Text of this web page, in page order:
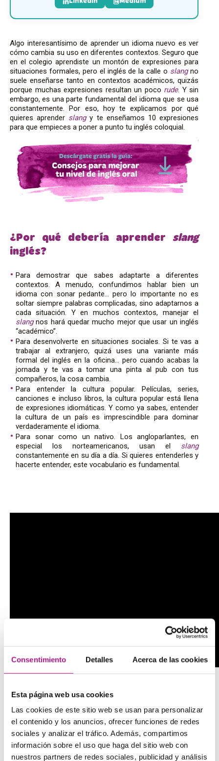
Consentimiento Detalles Acerca de las cookies
Esta página web usa cookies
Las cookies de este sitio web se usan para personalizar
el contenido y los anuncios, ofrecer funciones de redes
sociales y analizar el tráfico. Además, compartimos
información sobre el uso que haga del sitio web con
nuestros partners de redes sociales, publicidad y análisis
Algo interesantísimo de aprender un idioma nuevo es ver
cómo cambia su uso en diferentes contextos. Seguro que
en el colegio aprendiste un montón de expresiones para
situaciones formales, pero el inglés de la calle o slangno
suele enseñarse tanto en contextos académicos, quizás
porque muchas expresiones resultan un poco rude. Y sin
embargo, es una parte fundamental del idioma que se usa
constantemente. Por eso, hoy te explicamos por qué
quieres aprender slangy te enseñamos 10 expresiones
para que empieces a poner a punto tu inglés coloquial.
¿Por qué debería aprender slang
inglés?
Para demostrar que sabes adaptarte a diferentes
contextos. A menudo, confundimos hablar bien un
idioma con sonar pedante… pero lo importante no es
soltar siempre palabras complicadas, sino adaptarnos a
cada situación. Y en muchos contextos, manejar el
slangnos hará quedar mucho mejor que usar un inglés
“académico”.
Para desenvolverte en situaciones sociales. Si te vas a
trabajar al extranjero, quizá uses una variante más
formal del inglés en la oficina… pero cuando acabas la
jornada y te vas a tomar una pinta al pub con tus
compañeros, la cosa cambia.
Para entender la cultura popular. Películas, series,
canciones e incluso libros, la cultura popular está llena
de expresiones idiomáticas. Y como ya sabes, entender
la cultura de un país es imprescindible para dominar
verdaderamente el idioma.
Para sonar como un nativo. Los angloparlantes, en
especial los norteamericanos, usan el slang
constantemente en su día a día. Si quieres entenderles y
hacerte entender, este vocabulario es fundamental.
10 expresiones útiles deslanginglés
As mad as a hatter: más loco que una cabra. Como dato
curioso, esta expresión viene del hecho de que en